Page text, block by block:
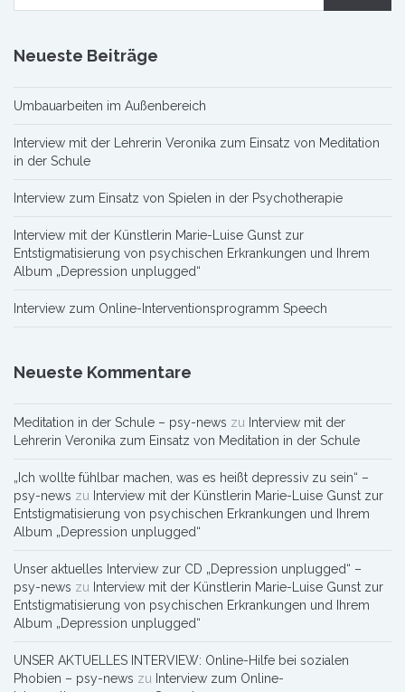
Neueste Beiträge
Umbauarbeiten im Außenbereich
Interview mit der Lehrerin Veronika zum Einsatz von Meditation
in der Schule
Interview zum Einsatz von Spielen in der Psychotherapie
Interview mit der Künstlerin Marie-Luise Gunst zur
Entstigmatisierung von psychischen Erkrankungen und Ihrem
Album „Depression unplugged“
Interview zum Online-Interventionsprogramm Speech
Neueste Kommentare
Meditation in der Schule – psy-news zu Interview mit der
Lehrerin Veronika zum Einsatz von Meditation in der Schule
„Ich wollte fühlbar machen, was es heißt depressiv zu sein“ –
psy-news zu Interview mit der Künstlerin Marie-Luise Gunst zur
Entstigmatisierung von psychischen Erkrankungen und Ihrem
Album „Depression unplugged“
Unser aktuelles Interview zur CD „Depression unplugged“ –
psy-news zu Interview mit der Künstlerin Marie-Luise Gunst zur
Entstigmatisierung von psychischen Erkrankungen und Ihrem
Album „Depression unplugged“
UNSER AKTUELLES INTERVIEW: Online-Hilfe bei sozialen
Phobien – psy-news zu Interview zum Online-